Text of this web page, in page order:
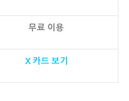
무료 이용
X 카드 보기